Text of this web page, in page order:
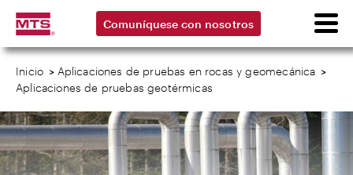
Comuníquese con nosotros
Inicio > Aplicaciones de pruebas en rocas y geomecánica >
Aplicaciones de pruebas geotérmicas